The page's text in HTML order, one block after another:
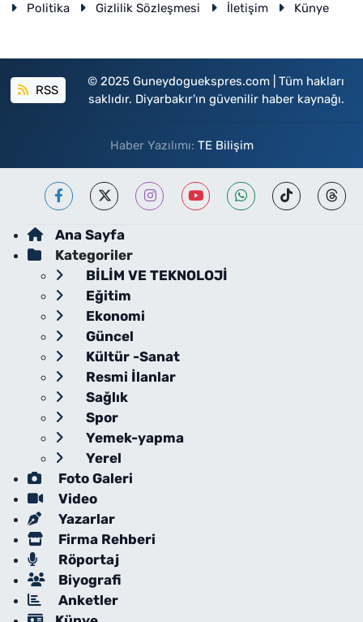
Politika
Gizlilik Sözleşmesi İletişim Künye
RSS
© 2025 Guneydoguekspres.com | Tüm hakları
saklıdır. Diyarbakır'ın güvenilir haber kaynağı.
Haber Yazılımı: TE Bilişim
Ana Sayfa
Kategoriler
BİLİM VE TEKNOLOJİ
Eğitim
Ekonomi
Güncel
Kültür -Sanat
Resmi İlanlar
Sağlık
Spor
Yemek-yapma
Yerel
Foto Galeri
Video
Yazarlar
Firma Rehberi
Röportaj
Biyografi
Anketler